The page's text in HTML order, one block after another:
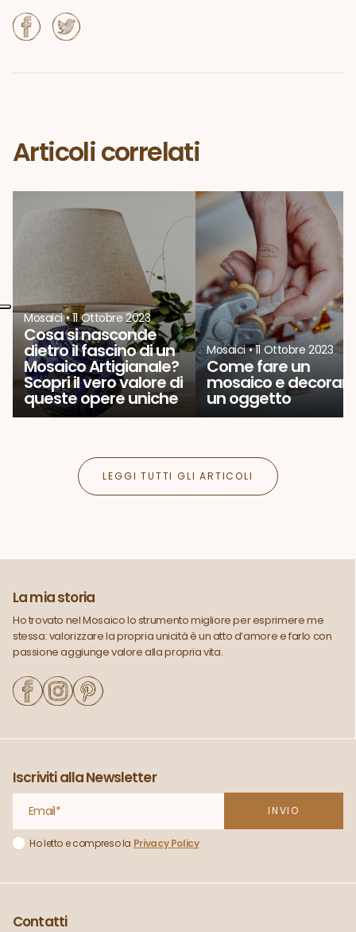
Articoli correlati
Mosaici•11 Ottobre 2023
Cosa si nasconde
dietro il fascino di un
Mosaico Artigianale?
Scopri il vero valore di
queste opere uniche
Mosaici•11 Ottobre 2023
Come fare un
mosaico e decorare
un oggetto
LEGGI TUTTI GLI ARTICOLI
La mia storia
Ho trovato nel Mosaico lo strumento migliore per esprimere me
stessa: valorizzare la propria unicità è un atto d’amore e farlo con
passione aggiunge valore alla propria vita.
Iscriviti alla Newsletter
Ho letto e compreso la Privacy Policy
Contatti